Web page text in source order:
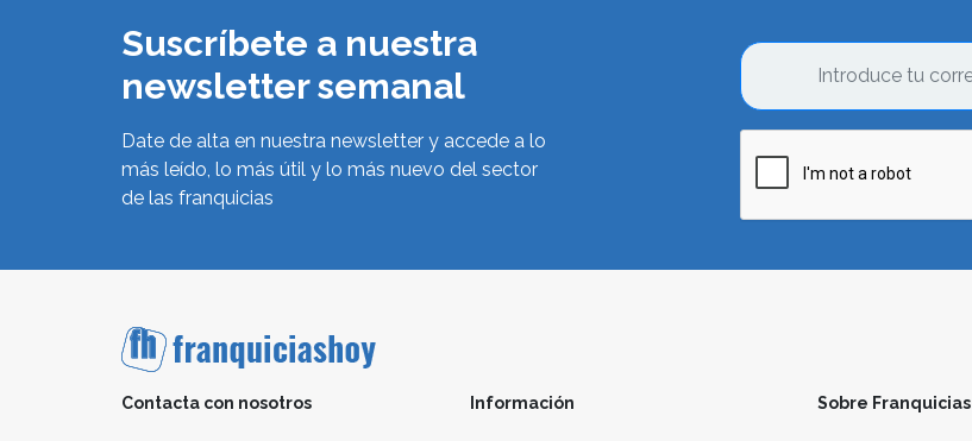
Suscríbete a nuestra
newsletter semanal
Date de alta en nuestra newsletter y accede a lo
más leído, lo más útil y lo más nuevo del sector
de las franquicias
Contacta con nosotros Información Sobre Franquicias